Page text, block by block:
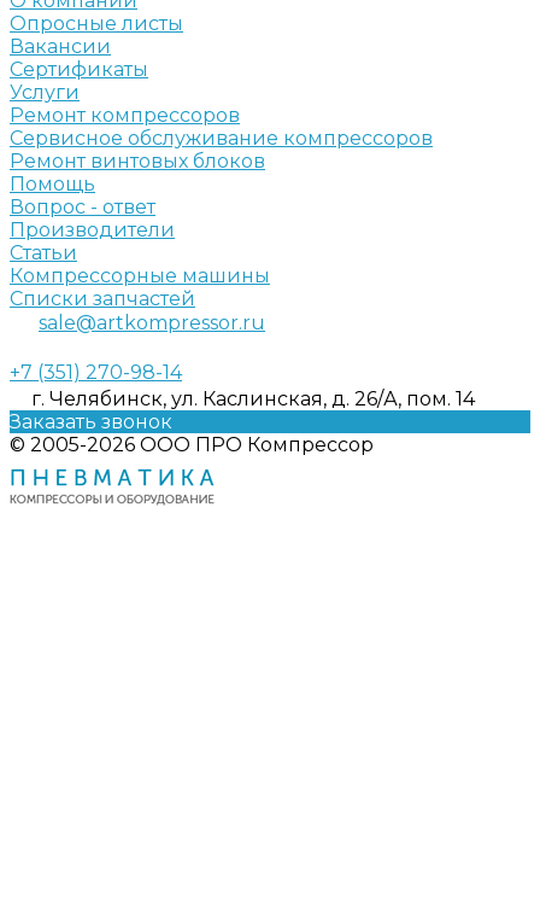
Опросные листы
Вакансии
Сертификаты
Услуги
Ремонт компрессоров
Сервисное обслуживание компрессоров
Ремонт винтовых блоков
Помощь
Вопрос - ответ
Производители
Статьи
Компрессорные машины
Списки запчастей
sale@artkompressor.ru
+7 (351) 270-98-14
г. Челябинск, ул. Каслинская, д. 26/А, пом. 14
Заказать звонок
© 2005-2026 ООО ПРО Компрессор